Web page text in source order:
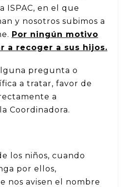
ISPAC, en el que
y nosotros subimos a
Por ningún motivo
a recoger a sus hijos.
pregunta o
a tratar, favor de
a
Coordinadora.
los niños, cuando
por ellos,
nos avisen el nombre